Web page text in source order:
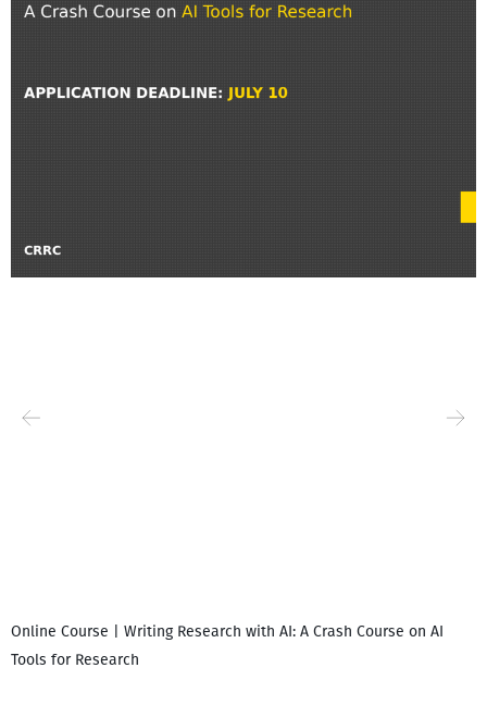
Online Course | Writing Research with AI: A Crash Course on AI
Tools for Research